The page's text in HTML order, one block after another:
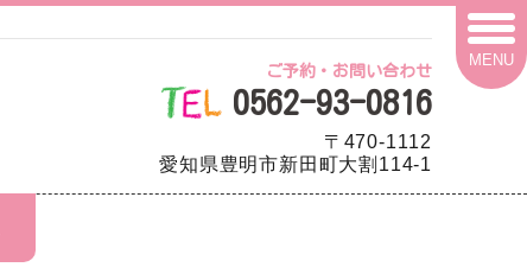
ご予約・お問い合わせ
0562-93-0816
〒470-1112
愛知県豊明市新田町大割114-1
MENU